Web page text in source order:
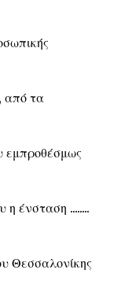
από τα
εμπροθέσμως
η ένσταση ........
Θεσσαλονίκης